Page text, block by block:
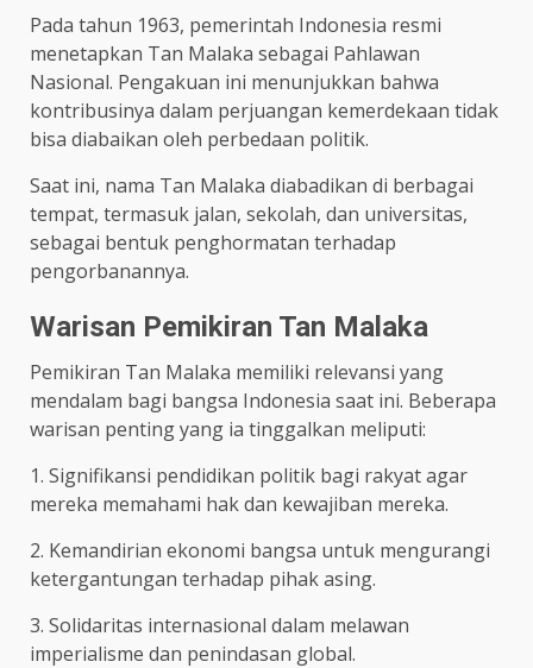
Pada tahun 1963, pemerintah Indonesia resmi
menetapkan Tan Malaka sebagai Pahlawan
Nasional. Pengakuan ini menunjukkan bahwa
kontribusinya dalam perjuangan kemerdekaan tidak
bisa diabaikan oleh perbedaan politik.
Saat ini, nama Tan Malaka diabadikan di berbagai
tempat, termasuk jalan, sekolah, dan universitas,
sebagai bentuk penghormatan terhadap
pengorbanannya.
Warisan Pemikiran Tan Malaka
Pemikiran Tan Malaka memiliki relevansi yang
mendalam bagi bangsa Indonesia saat ini. Beberapa
warisan penting yang ia tinggalkan meliputi:
1. Signifikansi pendidikan politik bagi rakyat agar
mereka memahami hak dan kewajiban mereka.
2. Kemandirian ekonomi bangsa untuk mengurangi
ketergantungan terhadap pihak asing.
3. Solidaritas internasional dalam melawan
imperialisme dan penindasan global.